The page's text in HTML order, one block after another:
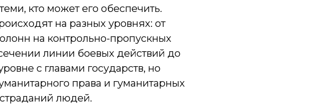
кто может его обеспечить.
на разных уровнях: от
на контрольно-пропускных
линии боевых действий до
с главами государств, но
права и гуманитарных
людей.